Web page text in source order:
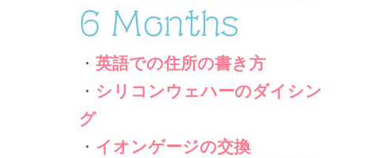
6 Months
・英語での住所の書き方
・ シリコンウェハーのダイシン
グ
・ イオンゲージの交換